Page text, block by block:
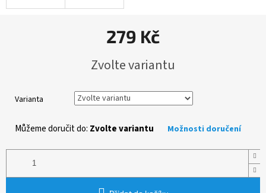
279 Kč
cena:
Zvolte variantu
Varianta
Můžeme doručit do: Zvolte variantu Možnosti doručení